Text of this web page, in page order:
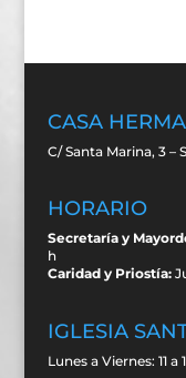
CASA
C/ Santa Marina, 3 –
HORARIO
Secretaría y
h
Caridad y Priostía:
IGLESIA
Lunes a Viernes: 11 a